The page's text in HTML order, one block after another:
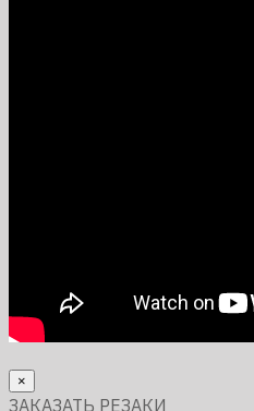
×
ЗАКАЗАТЬ РЕЗАКИ